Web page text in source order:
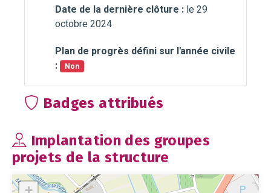
Date de la dernière clôture : le 29
octobre 2024
Plan de progrès défini sur l'année civile
:
Non
Badges attribués
Implantation des groupes
projets de la structure